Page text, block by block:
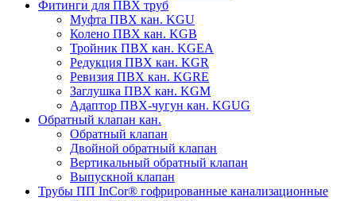
Фитинги для ПВХ труб
Муфта ПВХ кан. KGU
Колено ПВХ кан. KGB
Тройник ПВХ кан. KGEA
Редукция ПВХ кан. KGR
Ревизия ПВХ кан. KGRE
Заглушка ПВХ кан. KGM
Адаптор ПВХ-чугун кан. KGUG
Обратный клапан кан.
Обратный клапан
Двойной обратный клапан
Вертикальный обратный клапан
Выпускной клапан
Трубы ПП InCor® гофри­рованные канализационные